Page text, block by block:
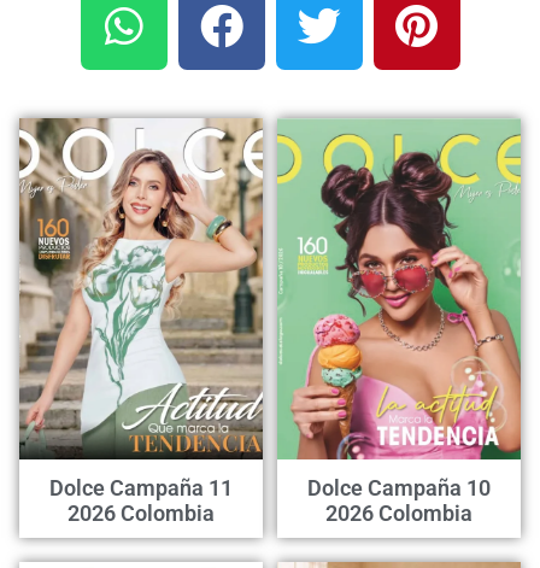
Dolce Campaña 11
2026 Colombia
Dolce Campaña 10
2026 Colombia